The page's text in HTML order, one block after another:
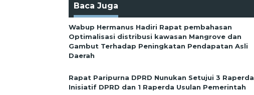
Baca Juga
Wabup Hermanus Hadiri Rapat pembahasan
Optimalisasi distribusi kawasan Mangrove dan
Gambut Terhadap Peningkatan Pendapatan Asli
Daerah
Rapat Paripurna DPRD Nunukan Setujui 3 Raperda
Inisiatif DPRD dan 1 Raperda Usulan Pemerintah